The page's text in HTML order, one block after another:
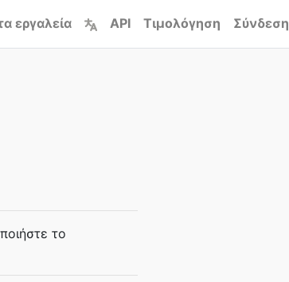
εργαλεία API Τιμολόγηση Σύνδεση
το